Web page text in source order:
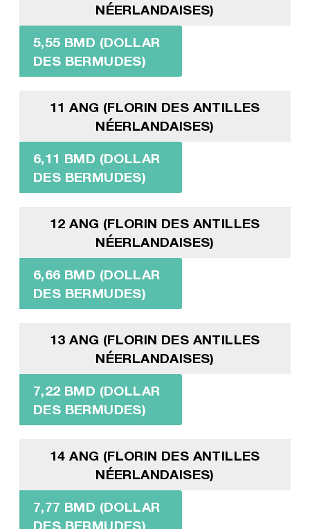
NÉERLANDAISES)
5,55 BMD (DOLLAR
DES BERMUDES)
11 ANG (FLORIN DES ANTILLES
NÉERLANDAISES)
6,11 BMD (DOLLAR
DES BERMUDES)
12 ANG (FLORIN DES ANTILLES
NÉERLANDAISES)
6,66 BMD (DOLLAR
DES BERMUDES)
13 ANG (FLORIN DES ANTILLES
NÉERLANDAISES)
7,22 BMD (DOLLAR
DES BERMUDES)
14 ANG (FLORIN DES ANTILLES
NÉERLANDAISES)
7,77 BMD (DOLLAR
DES BERMUDES)